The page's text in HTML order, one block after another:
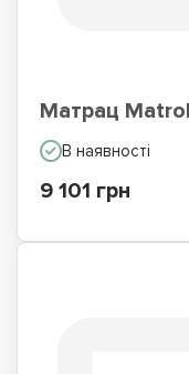
Матрац
В наявності
9 101 грн